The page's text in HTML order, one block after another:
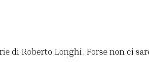
di Roberto Longhi. Forse non ci